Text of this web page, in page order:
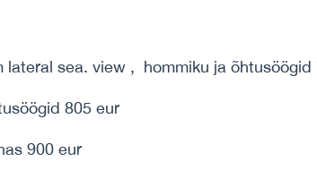
lateral sea. view , hommiku ja õhtusöögid
805 eur
900 eur